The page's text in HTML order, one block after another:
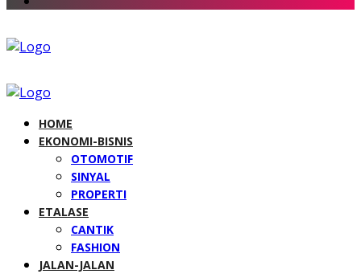
HOME
EKONOMI-BISNIS
OTOMOTIF
SINYAL
PROPERTI
ETALASE
CANTIK
FASHION
JALAN-JALAN